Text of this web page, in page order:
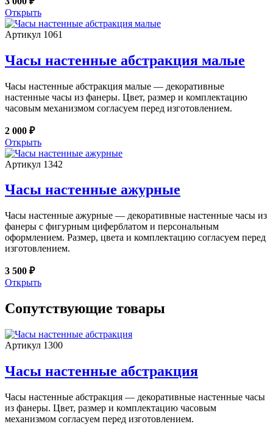
Открыть
Артикул 1061
Часы настенные абстракция малые
Часы настенные абстракция малые — декоративные
настенные часы из фанеры. Цвет, размер и комплектацию
часовым механизмом согласуем перед изготовлением.
2 000 ₽
Открыть
Артикул 1342
Часы настенные ажурные
Часы настенные ажурные — декоративные настенные часы из
фанеры с фигурным циферблатом и персональным
оформлением. Размер, цвета и комплектацию согласуем перед
изготовлением.
3 500 ₽
Открыть
Сопутствующие товары
Артикул 1300
Часы настенные абстракция
Часы настенные абстракция — декоративные настенные часы
из фанеры. Цвет, размер и комплектацию часовым
механизмом согласуем перед изготовлением.